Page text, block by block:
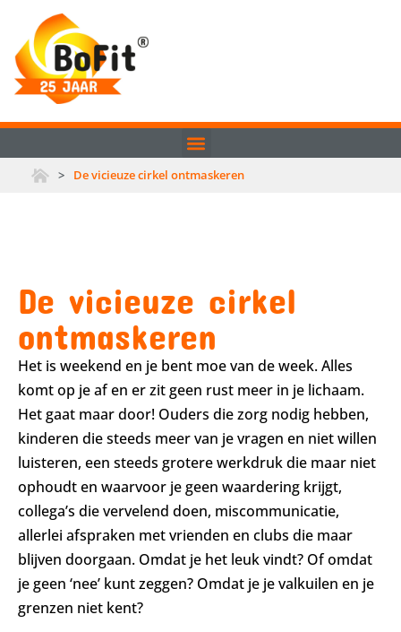
> De vicieuze cirkel ontmaskeren
De vicieuze cirkel
ontmaskeren
Het is weekend en je bent moe van de week. Alles
komt op je af en er zit geen rust meer in je lichaam.
Het gaat maar door! Ouders die zorg nodig hebben,
kinderen die steeds meer van je vragen en niet willen
luisteren, een steeds grotere werkdruk die maar niet
ophoudt en waarvoor je geen waardering krijgt,
collega’s die vervelend doen, miscommunicatie,
allerlei afspraken met vrienden en clubs die maar
blijven doorgaan. Omdat je het leuk vindt? Of omdat
je geen ‘nee’ kunt zeggen? Omdat je je valkuilen en je
grenzen niet kent?